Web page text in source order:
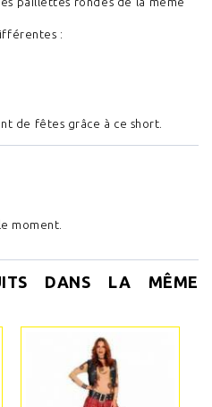
:
de fêtes grâce à ce short.
moment.
DANS LA MÊME